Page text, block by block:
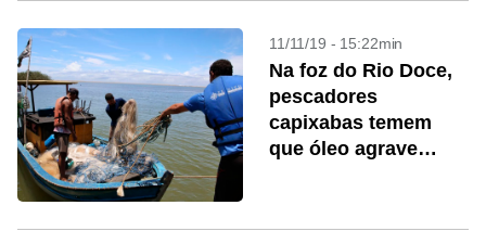
11/11/19 - 15:22min
Na foz do Rio Doce,
pescadores
capixabas temem
que óleo agrave